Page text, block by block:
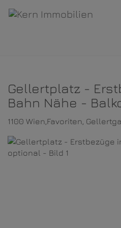
Gellertplatz -
Bahn Nähe -
1100 Wien,Favoriten ,